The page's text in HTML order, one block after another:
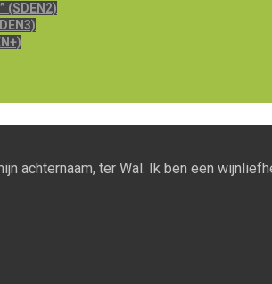
(SDEN2)
achternaam, ter Wal. Ik ben een